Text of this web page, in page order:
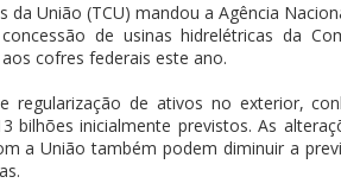
União (TCU) mandou a Agência
de usinas hidrelétricas da
cofres federais este ano.
regularização de ativos no exterior,
bilhões inicialmente previstos. As
a União também podem diminuir a